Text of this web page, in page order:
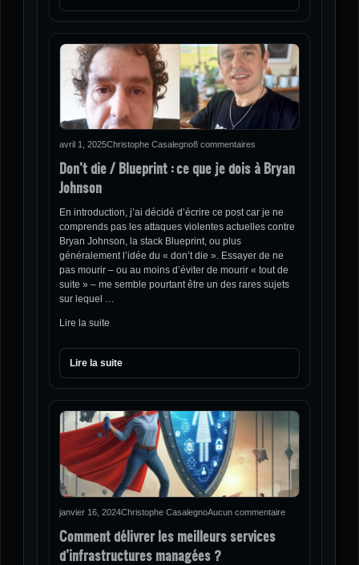
avril 1, 2025Christophe Casalegno8 commentaires
Don’t die / Blueprint : ce que je dois à Bryan
Johnson
En introduction, j’ai décidé d’écrire ce post car je ne
comprends pas les attaques violentes actuelles contre
Bryan Johnson, la stack Blueprint, ou plus
généralement l’idée du « don’t die ». Essayer de ne
pas mourir – ou au moins d’éviter de mourir « tout de
suite » – me semble pourtant être un des rares sujets
sur lequel …
Lire la suite
Lire la suite
janvier 16, 2024Christophe CasalegnoAucun commentaire
Comment délivrer les meilleurs services
d’infrastructures managées ?